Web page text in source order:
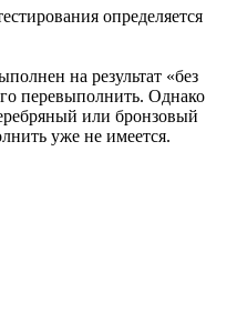
определяется
на результат «без
перевыполнить. Однако
или бронзовый
уже не имеется.